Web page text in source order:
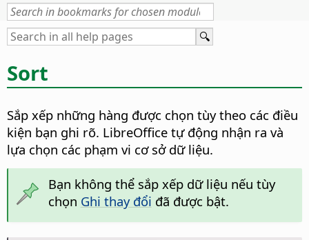
Sort
Sắp xếp những hàng được chọn tùy theo các điều
kiện bạn ghi rõ. LibreOffice tự động nhận ra và
lựa chọn các phạm vi cơ sở dữ liệu.
Bạn không thể sắp xếp dữ liệu nếu tùy
chọn Ghi thay đổi đã được bật.